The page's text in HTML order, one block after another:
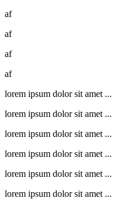
af
af
af
af
lorem ipsum dolor sit amet ...
lorem ipsum dolor sit amet ...
lorem ipsum dolor sit amet ...
lorem ipsum dolor sit amet ...
lorem ipsum dolor sit amet ...
lorem ipsum dolor sit amet ...